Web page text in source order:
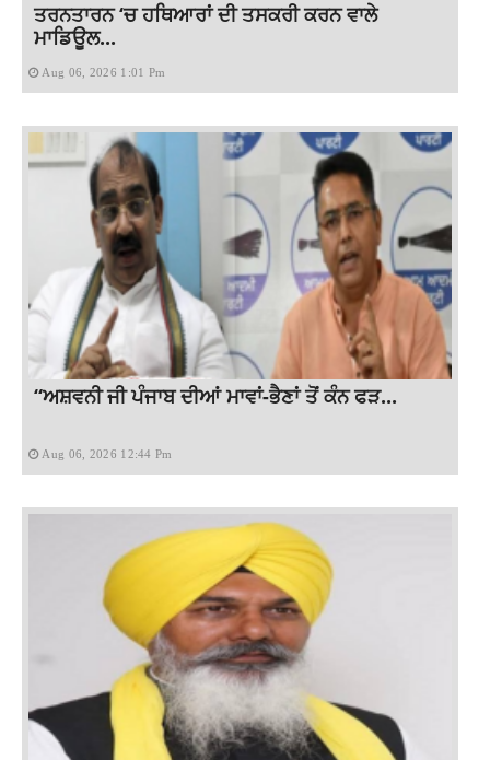
ਤਰਨਤਾਰਨ ‘ਚ ਹਥਿਆਰਾਂ ਦੀ ਤਸਕਰੀ ਕਰਨ ਵਾਲੇ
ਮਾਡਿਊਲ...
Aug 06, 2026 1:01 Pm
“ਅਸ਼ਵਨੀ ਜੀ ਪੰਜਾਬ ਦੀਆਂ ਮਾਵਾਂ-ਭੈਣਾਂ ਤੋਂ ਕੰਨ ਫੜ...
Aug 06, 2026 12:44 Pm